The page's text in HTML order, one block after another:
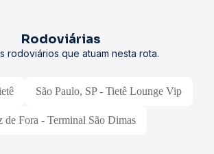
Rodoviárias
rodoviários que atuam nesta rota.
São Paulo, SP - Tietê Lounge Vip
de Fora - Terminal São Dimas